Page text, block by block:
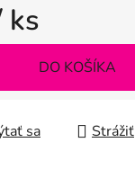
ks
DO KOŠÍKA
sa Strážiť